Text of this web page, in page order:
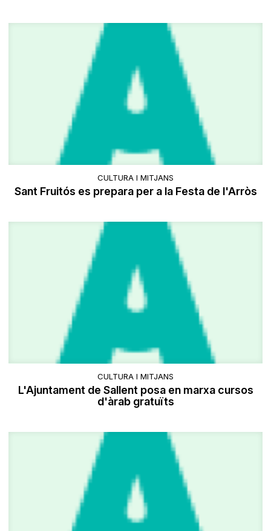
CULTURA I MITJANS
Sant Fruitós es prepara per a la Festa de l'Arròs
CULTURA I MITJANS
L'Ajuntament de Sallent posa en marxa cursos
d'àrab gratuïts